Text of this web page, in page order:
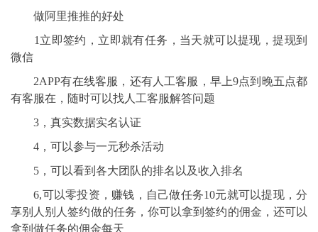
做阿里推推的好处
1立即签约，立即就有任务，当天就可以提现，提现到
微信
2APP有在线客服，还有人工客服，早上9点到晚五点都
有客服在，随时可以找人工客服解答问题
3，真实数据实名认证
4，可以参与一元秒杀活动
5，可以看到各大团队的排名以及收入排名
6,可以零投资，赚钱，自己做任务10元就可以提现，分
享别人别人签约做的任务，你可以拿到签约的佣金，还可以
拿到做任务的佣金每天